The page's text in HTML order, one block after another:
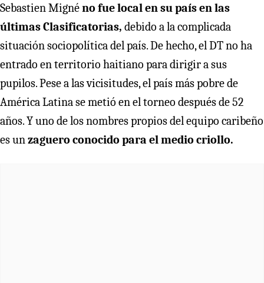
Sebastien Mignéno fue local en su país en las
últimas Clasificatorias, debido a la complicada
situación sociopolítica del país. De hecho, el DT no ha
entrado en territorio haitiano para dirigir a sus
pupilos. Pese a las vicisitudes, el país más pobre de
América Latina se metió en el torneo después de 52
años. Y uno de los nombres propios del equipo caribeño
es unzaguero conocido para el medio criollo.